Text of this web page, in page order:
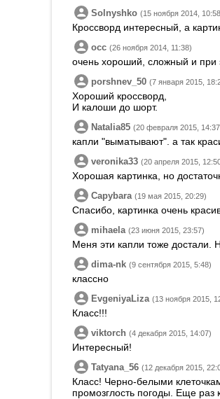
Solnyshko (15 ноября 2014,
Кроссворд интересный, а
occ (26 ноября 2014, 11:38)
очень хороший, сложный и
porshnev_50 (7 января 2015,
Хороший кроссворд,
И калоши до шорт.
Natalia85 (20 февраля 2015,
капли "выматывают". а так
veronika33 (20 апреля 2015,
Хорошая картинка, но
Capybara (19 мая 2015, 20:29)
Спасибо, картинка очень
mihaela (23 июня 2015, 23:57)
Меня эти капли тоже достали.
dima-nk (9 сентября 2015, 5:48)
классно
EvgeniyaLiza (13 ноября 2015,
Класс!!!
viktorch (4 декабря 2015, 14:07)
Интересный!
Tatyana_56 (12 декабря 2015,
Класс! Черно-белыми
промозглость погоды. Еще раз